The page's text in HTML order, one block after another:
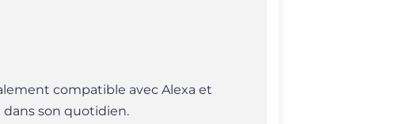
compatible avec Alexa et
son quotidien.